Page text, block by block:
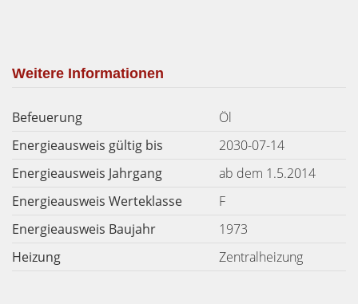
Weitere Informationen
Befeuerung
Öl
Energieausweis gültig bis
2030-07-14
Energieausweis Jahrgang
ab dem 1.5.2014
Energieausweis Werteklasse
F
Energieausweis Baujahr
1973
Heizung
Zentralheizung